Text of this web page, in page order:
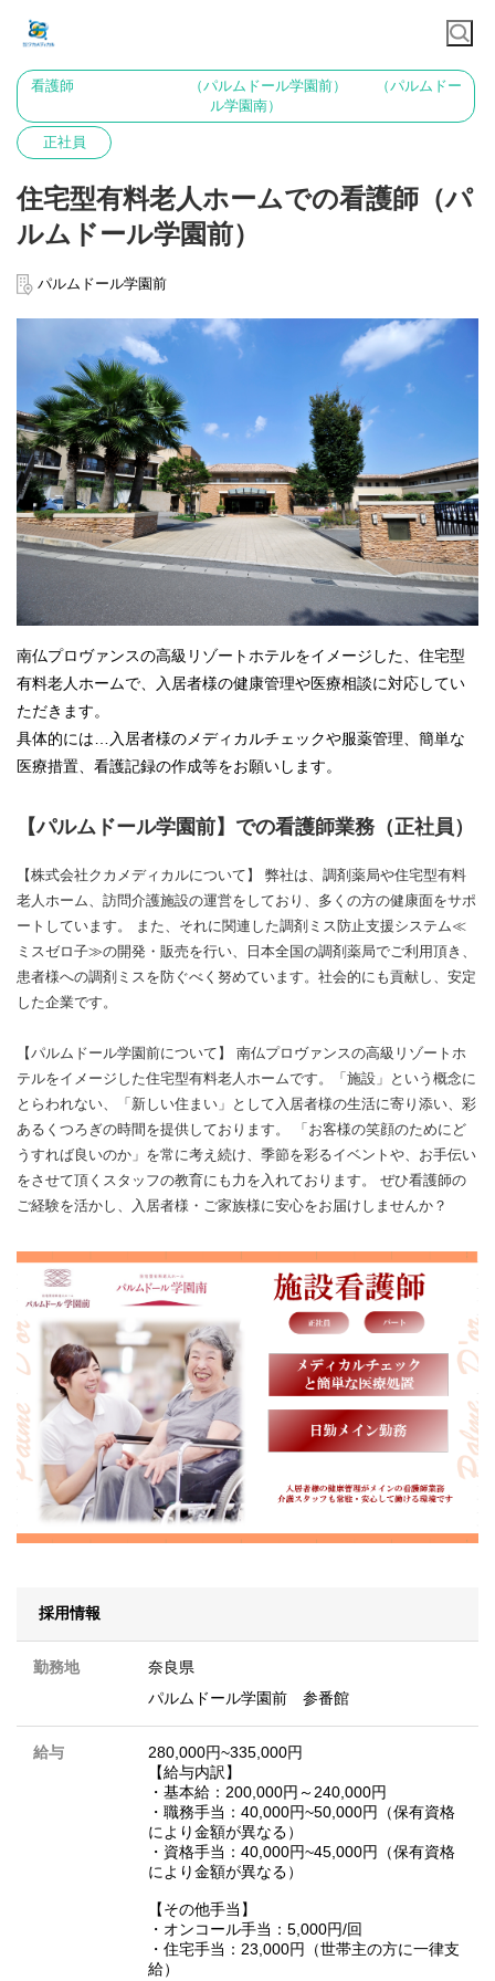
看護師 （パルムドール学園前） （パルムドー
ル学園南）
正社員
住宅型有料老人ホームでの看護師（パ
ルムドール学園前）
パルムドール学園前
南仏プロヴァンスの高級リゾートホテルをイメージした、住宅型
有料老人ホームで、入居者様の健康管理や医療相談に対応してい
ただきます。
具体的には…入居者様のメディカルチェックや服薬管理、簡単な
医療措置、看護記録の作成等をお願いします。
【パルムドール学園前】での看護師業務（正社員）
【株式会社クカメディカルについて】 弊社は、調剤薬局や住宅型有料
老人ホーム、訪問介護施設の運営をしており、多くの方の健康面をサポ
ートしています。 また、それに関連した調剤ミス防止支援システム≪
ミスゼロ子≫の開発・販売を行い、日本全国の調剤薬局でご利用頂き、
患者様への調剤ミスを防ぐべく努めています。社会的にも貢献し、安定
した企業です。
【パルムドール学園前について】 南仏プロヴァンスの高級リゾートホ
テルをイメージした住宅型有料老人ホームです。「施設」という概念に
とらわれない、「新しい住まい」として入居者様の生活に寄り添い、彩
あるくつろぎの時間を提供しております。 「お客様の笑顔のためにど
うすれば良いのか」を常に考え続け、季節を彩るイベントや、お手伝い
をさせて頂くスタッフの教育にも力を入れております。 ぜひ看護師の
ご経験を活かし、入居者様・ご家族様に安心をお届けしませんか？
採用情報
勤務地
奈良県
パルムドール学園前 参番館
給与
280,000円~335,000円
【給与内訳】
・基本給：200,000円～240,000円
・職務手当：40,000円~50,000円（保有資格
により金額が異なる）
・資格手当：40,000円~45,000円（保有資格
により金額が異なる）
【その他手当】
・オンコール手当：5,000円/回
・住宅手当：23,000円（世帯主の方に一律支
給）